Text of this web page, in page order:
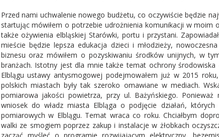
Przed nami uchwalenie nowego budżetu, co oczywiście będzie
startując mówiłem o potrzebie udrożnienia komunikacji w moim
także ożywienia elbląskiej Starówki, portu i przystani.
mieście będzie lepsza edukacja dzieci i młodzieży,
biznesu oraz mówiłem o pozyskiwaniu środków unijnych, w
branżach. Istotny jest dla mnie także temat ochrony
Elblągu ustawy antysmogowej podejmowałem już w 2015
polskich miastach były tak szeroko omawiane w mediach.
pomiarowa jakości powietrza, przy ul. Bażyńskiego. Ponieważ
wniosek do władz miasta Elbląga o podjęcie działań,
pomiarowych w Elblągu. Temat wraca co roku. Chciałbym
walki ze smogiem poprzez zakup i instalacje w żłobkach